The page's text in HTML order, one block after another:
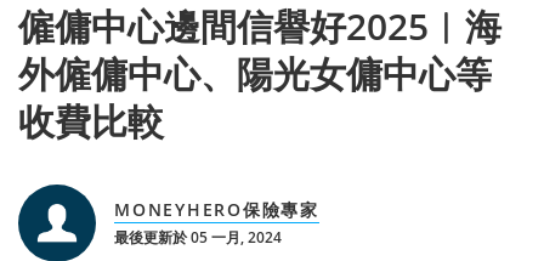
僱傭中心邊間信譽好2025︱海
外僱傭中心、陽光女傭中心等
收費比較
MONEYHERO保險專家
最後更新於 05 一月, 2024